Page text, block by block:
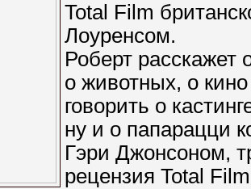
Total Film
Лоуренсом.
Роберт
о животных, о
говорить о
ну и о папарацци
Гэри Джонсоном,
рецензия Total